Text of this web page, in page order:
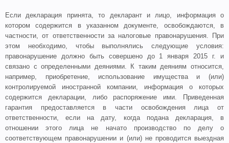
Если декларация принята, то декларант и лицо, информация о
котором содержится в указанном документе, освобождаются, в
частности, от ответственности за налоговые правонарушения. При
этом необходимо, чтобы выполнялись следующие условия:
правонарушение должно быть совершено до 1 января 2015 г. и
связано с определенными деяниями. К таким деяниям относится,
например, приобретение, использование имущества и (или)
контролируемой иностранной компании, информация о которых
содержится декларации, либо распоряжение ими. Приведенная
гарантия предоставляется в части освобождения лица от
ответственности, если на дату, когда подана декларация, в
отношении этого лица не начато производство по делу о
соответствующем правонарушении и (или) не проводится выездная